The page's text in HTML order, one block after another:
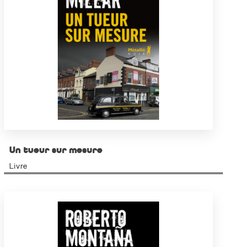
Un tueur sur mesure
Livre